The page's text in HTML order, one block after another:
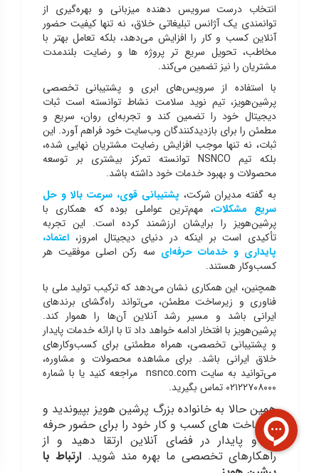
انتخاب درست سرویس‌ دهنده میزبانی و بهره‌گیری از
توانمندی یک آژانس تبلیغاتی خلاق، نه تنها کیفیت حضور
آنلاین کسب و کار را افزایش می‌دهد، بلکه تعامل بهتر با
مخاطب، تحویل سریع‌ تر پروژه‌ ها و رضایت بلندمدت
مشتریان را نیز تضمین می‌کند.
با استفاده از سرویس‌های ابری و پشتیبانی تخصصی
پرشین‌هویز، تیم نوید سلامت نشاط توانسته است ثبات
دیجیتال خود را تضمین کند و تجربه‌ای روان، سریع و
مطمئن را برای بازدیدکنندگان وب‌سایت خود فراهم آورد. این
ثبات، نه تنها موجب افزایش رضایت مشتریان نهایی شده،
بلکه تیم NSNCO توانسته تمرکز بیشتری بر توسعه
محصولات و بهبود خدمات خود داشته باشد.
به گفته مدیران شرکت، پشتیبانی قوی، سرعت بالا و حل
سریع مشکلات، مهم‌ترین عواملی بوده که همکاری با
پرشین‌هویز را برایشان ارزشمند کرده است. این تجربه
تأکیدی است بر اینکه در دنیای دیجیتال امروز، اعتماد،
پایداری و خدمات حرفه‌ای سه رکن اصلی موفقیت هر
کسب‌وکار هستند.
همچنین، این همکاری نشان می‌دهد که ترکیب تولید ملی با
فناوری و زیرساخت مطمئن، می‌تواند راه‌گشای برندهای
ایرانی باشد و مسیر رشد آنلاین آن‌ها را هموار کند.
پرشین‌هویز با افتخار ادامه خواهد داد تا با ارائه خدمات پایدار
و پشتیبانی تخصصی، همراه مطمئنی برای کسب‌وکارهای
خلاق ایرانی باشد. برای مشاهده محصولات و مشاوره،
می‌توانید به سایت nsnco.com مراجعه کنید یا با شماره
۰۲۱۲۲۷۰۸۰۰۰ تماس بگیرید.
همین حالا به خانواده بزرگ پرشین هویز بپیوندید و
زیرساخت های کسب و کار خود را برای حضور حرفه
ای و پایدار در فضای آنلاین ارتقا دهید و از
راهکارهای تخصصی ما بهره مند شوید. ارتباط با